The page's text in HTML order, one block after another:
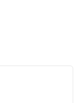
産に登録決定｜19
遺産の登録理由